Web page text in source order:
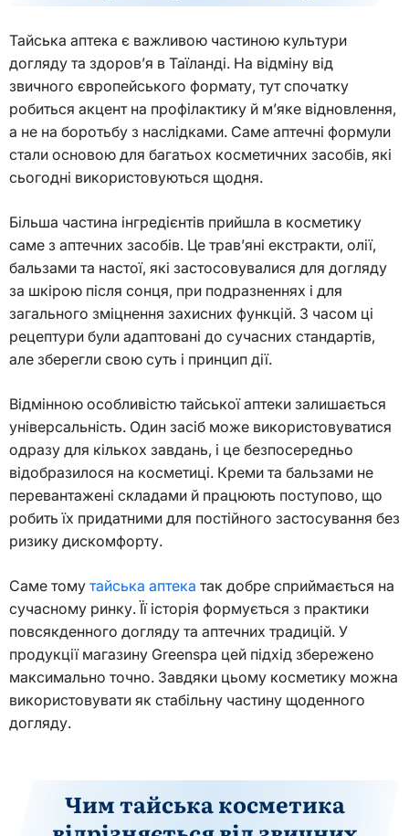
Тайська аптека є важливою частиною культури
догляду та здоров’я в Таїланді. На відміну від
звичного європейського формату, тут спочатку
робиться акцент на профілактику й м’яке відновлення,
а не на боротьбу з наслідками. Саме аптечні формули
стали основою для багатьох косметичних засобів, які
сьогодні використовуються щодня.
Більша частина інгредієнтів прийшла в косметику
саме з аптечних засобів. Це трав’яні екстракти, олії,
бальзами та настої, які застосовувалися для догляду
за шкірою після сонця, при подразненнях і для
загального зміцнення захисних функцій. З часом ці
рецептури були адаптовані до сучасних стандартів,
але зберегли свою суть і принцип дії.
Відмінною особливістю тайської аптеки залишається
універсальність. Один засіб може використовуватися
одразу для кількох завдань, і це безпосередньо
відобразилося на косметиці. Креми та бальзами не
перевантажені складами й працюють поступово, що
робить їх придатними для постійного застосування без
ризику дискомфорту.
Саме тому тайська аптека так добре сприймається на
сучасному ринку. Її історія формується з практики
повсякденного догляду та аптечних традицій. У
продукції магазину Greenspa цей підхід збережено
максимально точно. Завдяки цьому косметику можна
використовувати як стабільну частину щоденного
догляду.
Чим тайська косметика